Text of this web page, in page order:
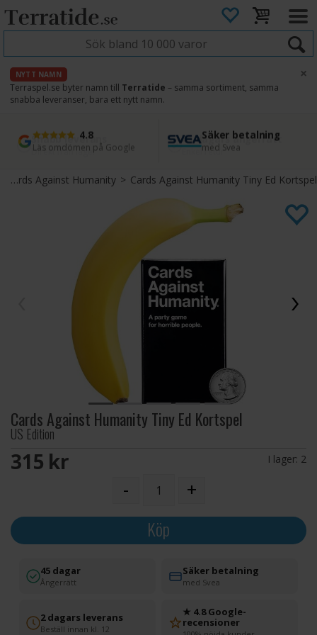
NYTT NAMN
Terraspel.se byter namn till Terratide – samma sortiment, samma
snabba leveranser, bara ett nytt namn.
×
4.8
Läs omdömen på Google
Säker betalning
med Svea
Snabb leverans
Direkt från lager
45 dagars ångerrätt
Enkel retur
Cards Against Humanity>Cards Against Humanity Tiny Ed Kortspel
Cards Against Humanity Tiny Ed Kortspel
US Edition
315 SEK I lager: 2
- +
Köp
45 dagar
Ångerrätt
Säker betalning
med Svea
2 dagars leverans
Beställ innan kl. 12
★ 4.8 Google-
recensioner